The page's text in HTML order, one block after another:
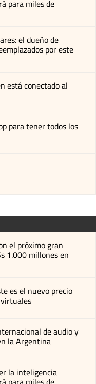
para miles de
el dueño de
por este
está conectado al
para tener todos los
el próximo gran
1.000 millones en
es el nuevo precio
de audio y
la Argentina
la inteligencia